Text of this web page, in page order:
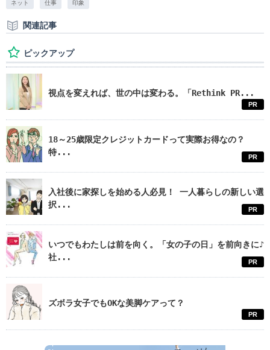
ネット 仕事 印象
関連記事
ピックアップ
視点を変えれば、世の中は変わる。「Rethink PR...
PR
18～25歳限定クレジットカードって実際お得なの？
特...
PR
入社後に家探しを始める人必見！ 一人暮らしの新しい選
択...
PR
いつでもわたしは前を向く。「女の子の日」を前向きに♪
社...
PR
ズボラ女子でもOKな美脚ケアって？
PR